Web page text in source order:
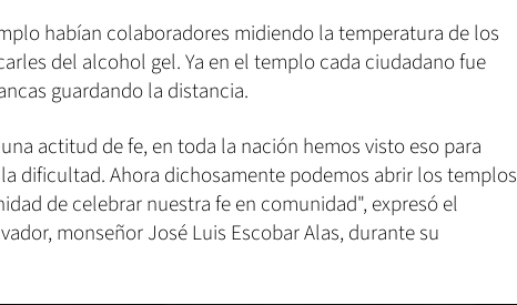
habían colaboradores midiendo la temperatura de los
del alcohol gel. Ya en el templo cada ciudadano fue
guardando la distancia.
actitud de fe, en toda la nación hemos visto eso para
dificultad. Ahora dichosamente podemos abrir los templos
de celebrar nuestra fe en comunidad", expresó el
monseñor José Luis Escobar Alas, durante su